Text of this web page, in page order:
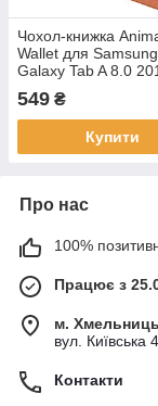
Чохол-книжка
Wallet для Samsung
Galaxy Tab A 8.0
T290 / T295 Frog
549 ₴
Купити
Про нас
100%
Працює з
м.
вул. Київська
Контакти